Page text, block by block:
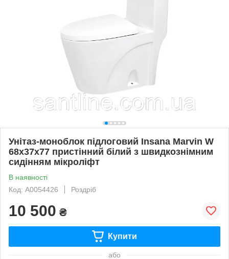
Унітаз-моноблок підлоговий Insana Marvin W
68х37х77 пристінний білий з швидкознімним
сидінням мікроліфт
В наявності
Код: А0054426
Роздріб
10 500 ₴
Купити
або